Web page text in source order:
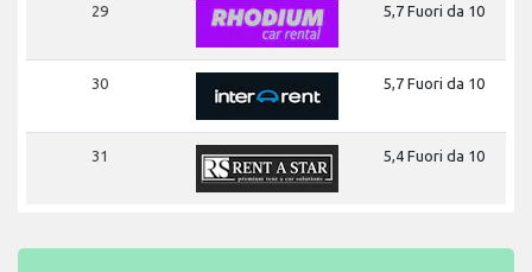
29 5,7 Fuori da 10
30 5,7 Fuori da 10
31 5,4 Fuori da 10